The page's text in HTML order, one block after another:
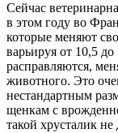
Сейчас
в этом году во
которые меняют
варьируя от 10,5
расправляются,
животного. Это
нестандартным
щенкам с
такой хрусталик не